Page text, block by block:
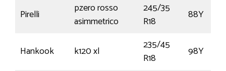
Pirelli
pzero rosso
asimmetrico
245/35
R18
88Y
Hankook k120 xl
235/45
R18
98Y